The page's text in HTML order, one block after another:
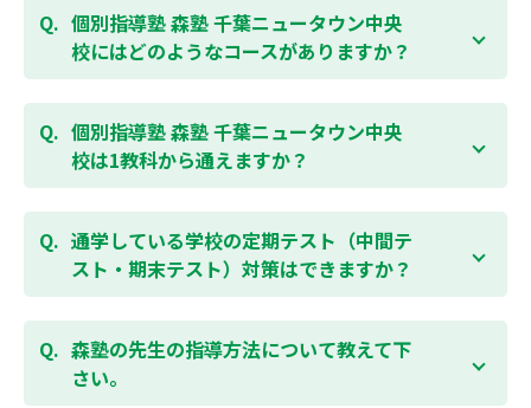
す。また、春休み、夏休み、冬休みの講習では「4日
間～5日間の無料体験」授業を受けていただくことが
可能です。個別指導塾 森塾 千葉ニュータウン中央校の
わせいただけます。
個別指導塾 森塾 千葉ニュータウン中央
校にはどのようなコースがありますか？
個別指導塾 森塾 千葉ニュータウン中央校では、小学
生・中学生・高校生のコースがあり、それぞれ学校の
テストの点数アップを目的としたコースとなっており
ます。その他、小学生用の英検®対策や、基礎学力を
ありますので、詳細は校舎にお問合わせください。
お問合わせはこちら
個別指導塾 森塾 千葉ニュータウン中央
校は1教科から通えますか？
はい、1教科、週1日から受講いただけます。自分から
勉強できる習慣をつけるために最初は1から2教科での
受講をおすすめしております。まずはお気軽にご相談
ください。
ご相談（お問合わせ）はこちら
通学している学校の定期テスト（中間テ
スト・期末テスト）対策はできますか？
お子様お一人おひとりの学校進度やテスト範囲にあわ
せて授業をすすめますので、定期テスト対策に繋がり
ます。森塾では、テスト直前に自分の予定にあわせ
て、テスト対策授業の追加ができます。 受講中の科目
森塾の先生の指導方法について教えて下
さい。